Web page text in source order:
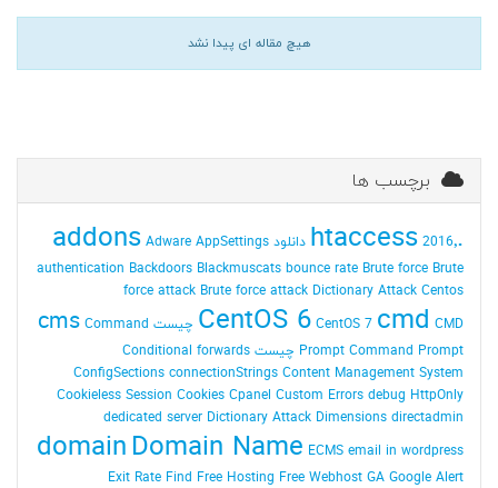
هیچ مقاله ای پیدا نشد
برچسب ها
.htaccess2016٬ دانلود addons Adware AppSettings
authentication Backdoors Blackmuscats bounce rate Brute force Brute
force attack Brute force attack Dictionary Attack Centos
CentOS 6 CentOS 7 cmd CMD چیست cms Command
Prompt Command Prompt چیست
Conditional forwards
ConfigSections connectionStrings Content Management System
Cookieless Session Cookies Cpanel Custom Errors debug HttpOnly
dedicated server Dictionary Attack Dimensions directadmin
domain Domain Name ECMS email in wordpress
Exit Rate Find Free Hosting Free Webhost GA Google Alert